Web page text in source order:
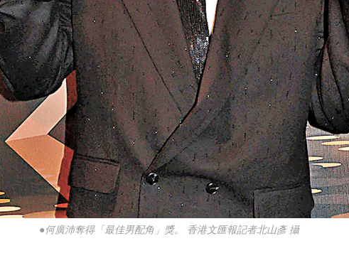
●何廣沛奪得「最佳男配角」獎。 香港文匯報記者北山彥 攝